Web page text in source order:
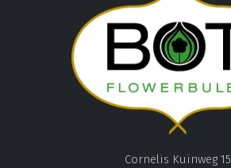
Cornelis Kuinweg 15